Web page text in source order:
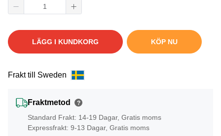
LÄGG I KUNDKORG KÖP NU
Frakt till Sweden
Fraktmetod ?
Standard Frakt: 14-19 Dagar, Gratis moms
Expressfrakt: 9-13 Dagar, Gratis moms